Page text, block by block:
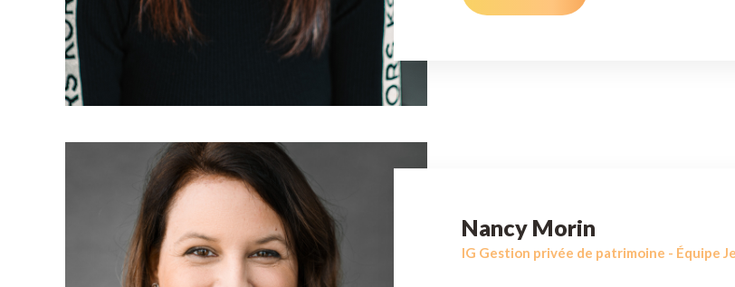
Nancy Morin
IG Gestion privée de patrimoine - Équipe